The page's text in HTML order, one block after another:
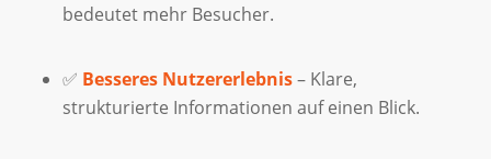
bedeutet mehr Besucher.
✅ Besseres Nutzererlebnis– Klare,
strukturierte Informationen auf einen Blick.